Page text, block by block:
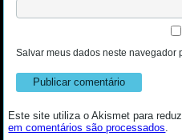
Salvar meus dados neste navegador
Este site utiliza o Akismet para
em comentários são processados